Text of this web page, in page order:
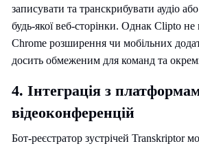
записувати та транскрибувати аудіо або
будь-якої веб-сторінки. Однак Clipto
Chrome розширення чи мобільних
досить обмеженим для команд та
4. Інтеграція з
відеоконференцій
Бот-реєстратор зустрічей Transkriptor